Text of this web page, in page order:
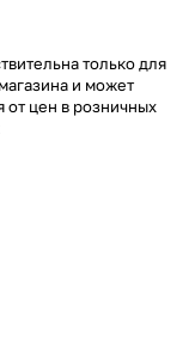
только для
и может
от цен в розничных